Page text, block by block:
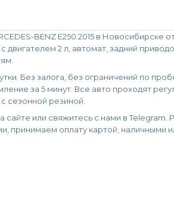
BENZ E250 2015 в Новосибирске
двигателем 2 л, автомат, задний
Без залога, без ограничений по
за 5 минут. Все авто проходят
сезонной резиной.
или свяжитесь с нами в Telegram.
принимаем оплату картой, наличными